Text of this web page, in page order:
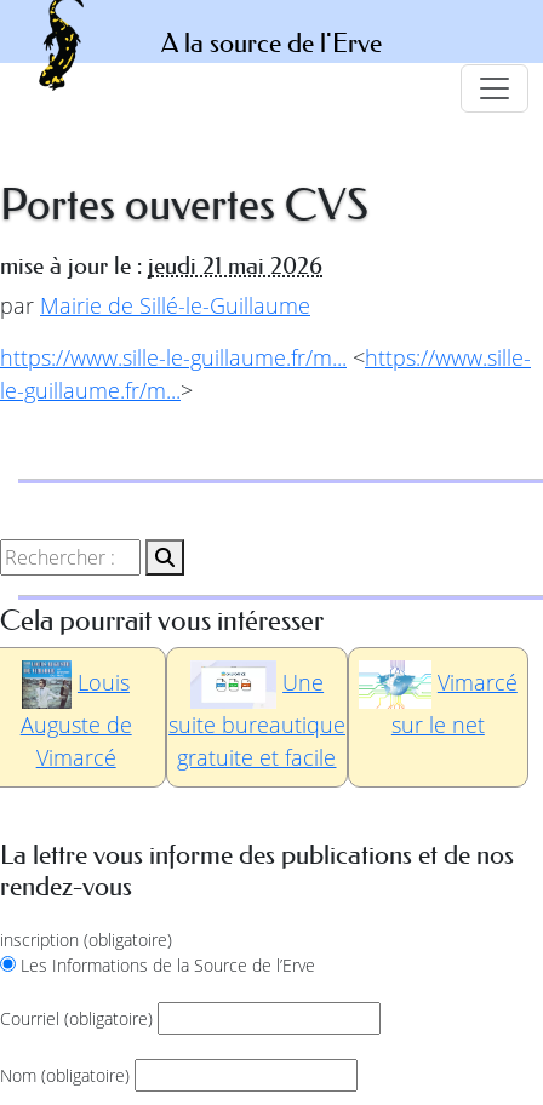
A la source de l'Erve
Portes ouvertes CVS
mise à jour le : jeudi 21 mai 2026
par Mairie de Sillé-le-Guillaume
https://www.sille-le-guillaume.fr/m... <https://www.sille-
le-guillaume.fr/m...>
Cela pourrait vous intéresser
Louis
Auguste de
Vimarcé
Une
suite bureautique
gratuite et facile
Vimarcé
sur le net
La lettre vous informe des publications et de nos
rendez-vous
inscription (obligatoire)
Les Informations de la Source de l’Erve
Courriel (obligatoire)
Nom (obligatoire)